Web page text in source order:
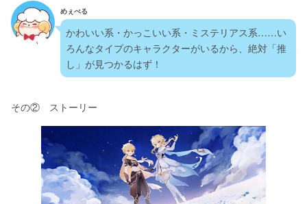
めぇべる
かわいい系・かっこいい系・ミステリアス系……い
ろんなタイプのキャラクターがいるから、絶対「推
し」が見つかるはず！
その②　ストーリー